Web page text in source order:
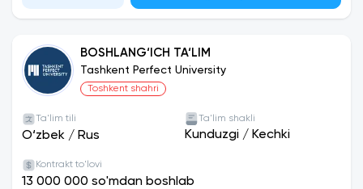
BOSHLANG‘ICH TA‘LIM
Tashkent Perfect University
Toshkent shahri
Ta'lim tili
O‘zbek / Rus
Ta'lim shakli
Kunduzgi / Kechki
Kontrakt to'lovi
13 000 000 so'mdan boshlab